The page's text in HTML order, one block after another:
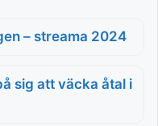
– streama 2024
sig att väcka åtal i